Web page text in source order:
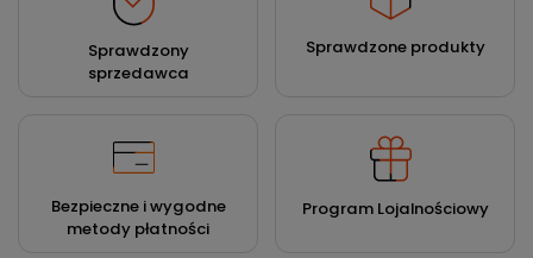
Sprawdzony
sprzedawca
Sprawdzone produkty
Bezpieczne i wygodne
metody płatności
Program Lojalnościowy